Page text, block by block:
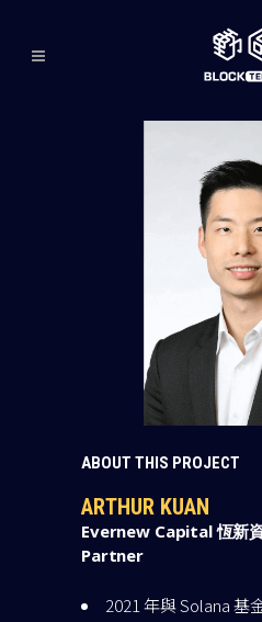
ABOUT THIS PROJECT
ARTHUR KUAN
Evernew Capital 恆新
Partner
2021 年與 Solana 基